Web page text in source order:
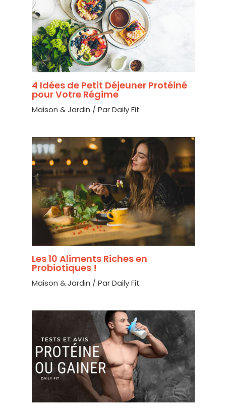
4 Idées de Petit Déjeuner Protéiné
pour Votre Régime
Maison & Jardin / ParDaily Fit
Les 10 Aliments Riches en
Probiotiques !
Maison & Jardin / ParDaily Fit